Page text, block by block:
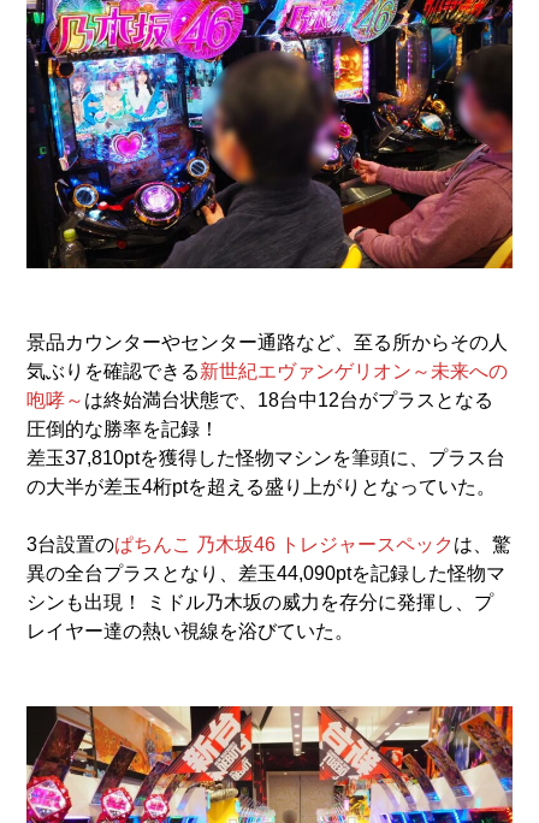
景品カウンターやセンター通路など、至る所からその人
気ぶりを確認できる新世紀エヴァンゲリオン～未来への
咆哮～ は終始満台状態で、18台中12台がプラスとなる
圧倒的な勝率を記録！
差玉37,810ptを獲得した怪物マシンを筆頭に、プラス台
の大半が差玉4桁ptを超える盛り上がりとなっていた。
3台設置のぱちんこ 乃木坂46 トレジャースペック は、驚
異の全台プラスとなり、差玉44,090ptを記録した怪物マ
シンも出現！ ミドル乃木坂の威力を存分に発揮し、プ
レイヤー達の熱い視線を浴びていた。